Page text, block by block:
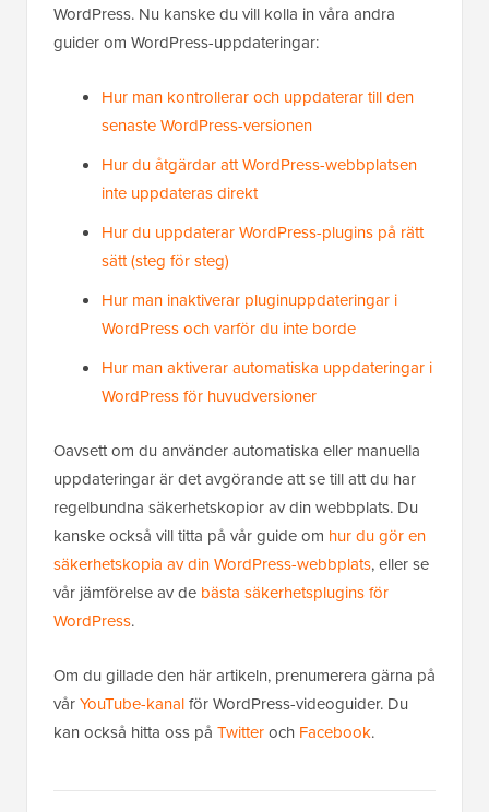
WordPress. Nu kanske du vill kolla in våra andra
guider om WordPress-uppdateringar:
Hur man kontrollerar och uppdaterar till den
senaste WordPress-versionen
Hur du åtgärdar att WordPress-webbplatsen
inte uppdateras direkt
Hur du uppdaterar WordPress-plugins på rätt
sätt (steg för steg)
Hur man inaktiverar pluginuppdateringar i
WordPress och varför du inte borde
Hur man aktiverar automatiska uppdateringar i
WordPress för huvudversioner
Oavsett om du använder automatiska eller manuella
uppdateringar är det avgörande att se till att du har
regelbundna säkerhetskopior av din webbplats. Du
kanske också vill titta på vår guide om hur du gör en
säkerhetskopia av din WordPress-webbplats, eller se
vår jämförelse av de bästa säkerhetsplugins för
WordPress.
Om du gillade den här artikeln, prenumerera gärna på
vårYouTube-kanalför WordPress-videoguider. Du
kan också hitta oss på Twitteroch Facebook.